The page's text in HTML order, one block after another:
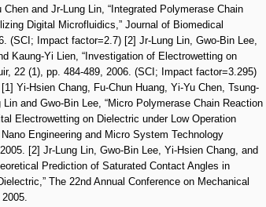
Chen and Jr-Lung Lin, “Integrated Polymerase Chain
Digital Microfluidics,” Journal of Biomedical
(SCI; Impact factor=2.7) [2] Jr-Lung Lin, Gwo-Bin Lee,
Kaung-Yi Lien, “Investigation of Electrowetting on
22 (1), pp. 484-489, 2006. (SCI; Impact factor=3.295)
Yi-Hsien Chang, Fu-Chun Huang, Yi-Yu Chen, Tsung-
Lin and Gwo-Bin Lee, “Micro Polymerase Chain Reaction
Electrowetting on Dielectric under Low Operation
Engineering and Micro System Technology
[2] Jr-Lung Lin, Gwo-Bin Lee, Yi-Hsien Chang, and
Prediction of Saturated Contact Angles in
The 22nd Annual Conference on Mechanical